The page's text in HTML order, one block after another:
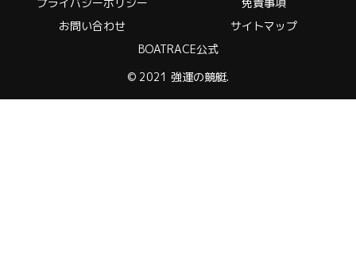
お問い合わせ
サイトマップ
BOATRACE公式
© 2021 強運の競艇.